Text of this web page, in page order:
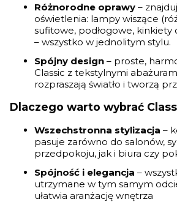
Różnorodne oprawy –
oświetlenia: lampy wiszące
sufitowe, podłogowe, kinkiety
– wszystko w jednolitym stylu.
Spójny design – proste,
Classic z tekstylnymi
rozpraszają światło i tworzą
Dlaczego warto wybrać
Wszechstronna stylizacja –
pasuje zarówno do salonów,
przedpokoju, jak i biura czy
Spójność i elegancja –
utrzymane w tym samym
ułatwia aranżację wnętrza